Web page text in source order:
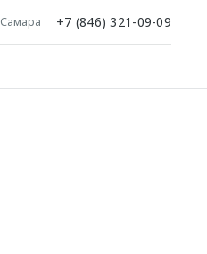
Самара +7 (846) 321-09-09